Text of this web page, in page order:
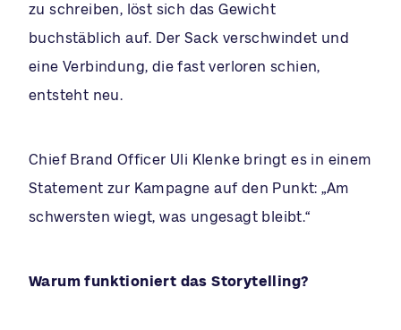
zu schreiben, löst sich das Gewicht
buchstäblich auf. Der Sack verschwindet und
eine Verbindung, die fast verloren schien,
entsteht neu.
Chief Brand Officer Uli Klenke bringt es in einem
Statement zur Kampagne auf den Punkt: „Am
schwersten wiegt, was ungesagt bleibt.“
Warum funktioniert das Storytelling?